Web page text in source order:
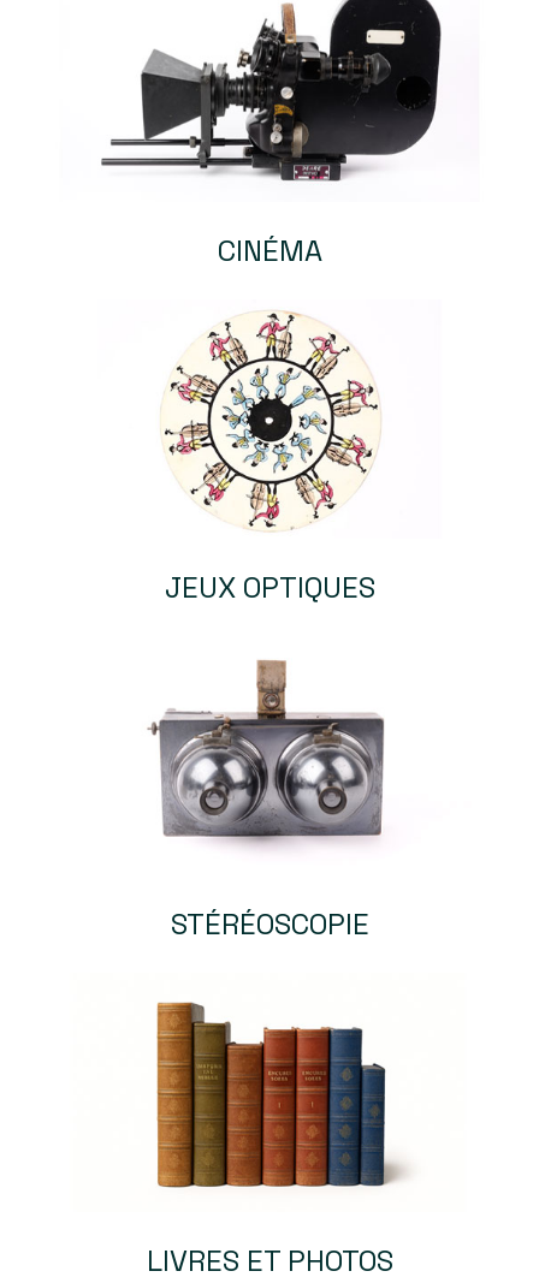
CINÉMA
JEUX OPTIQUES
STÉRÉOSCOPIE
LIVRES ET PHOTOS